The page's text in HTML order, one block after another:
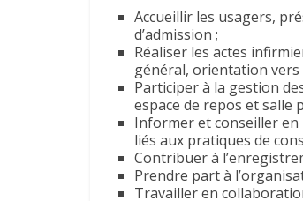
Accueillir les usagers,
d’admission ;
Réaliser les actes
général, orientation vers
Participer à la gestion
espace de repos et salle
Informer et conseiller en
liés aux pratiques de
Contribuer à
Prendre part à
Travailler en